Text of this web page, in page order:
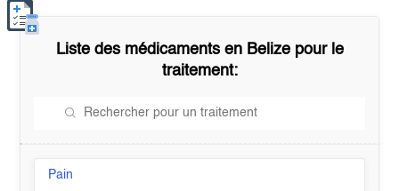
Liste des médicaments en Belizepour le
traitement:
Pain